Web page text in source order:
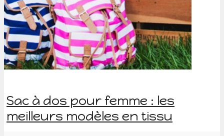
Sac à dos pour femme : les
meilleurs modèles en tissu